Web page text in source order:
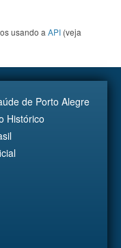
usando a API (veja
de Porto Alegre
Histórico